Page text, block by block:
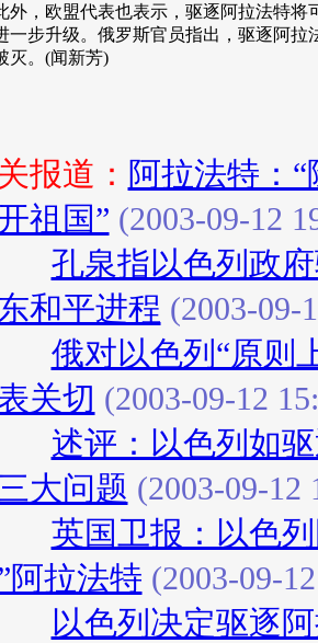
欧盟代表也表示，驱逐阿拉法特将
一步升级。俄罗斯官员指出，驱逐阿拉
灭。(闻新芳)
报道： 阿拉法特：
祖国” (2003-09-12
孔泉指以色列政
和平进程 (2003-09-
俄对以色列“原则
关切 (2003-09-12
述评：以色列如
大问题 (2003-09-12
英国卫报：以色
阿拉法特 (2003-09-
以色列决定驱逐